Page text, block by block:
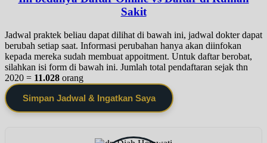
Sakit
Jadwal praktek beliau dapat dilihat di bawah ini, jadwal dokter dapat
berubah setiap saat. Informasi perubahan hanya akan diinfokan
kepada mereka sudah membuat appoitment. Untuk daftar berobat,
silahkan isi form di bawah ini. Jumlah total pendaftaran sejak thn
2020 = 11.028 orang
Simpan Jadwal & Ingatkan Saya